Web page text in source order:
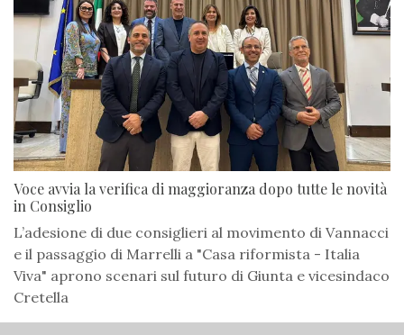
Voce avvia la verifica di maggioranza dopo tutte le novità
in Consiglio
L’adesione di due consiglieri al movimento di Vannacci
e il passaggio di Marrelli a "Casa riformista - Italia
Viva" aprono scenari sul futuro di Giunta e vicesindaco
Cretella